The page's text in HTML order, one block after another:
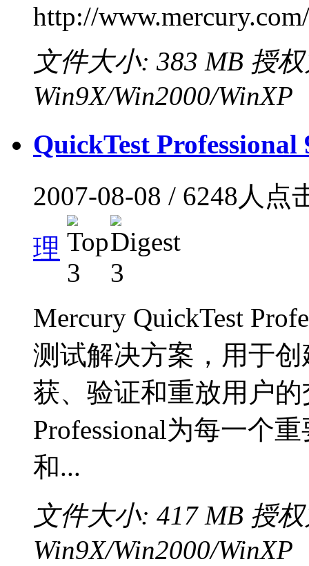
http://
文件大小: 383 MB 授
Win9X/Win2000/WinXP
QuickTest Professional
2007-08-08 / 6248人点
理
Mercury QuickTest
测试解决方案，用于
获、验证和重放用户的
Professional为每一个
和...
文件大小: 417 MB 授
Win9X/Win2000/WinXP